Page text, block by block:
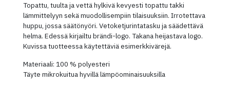
Topattu, tuulta ja vettä hylkivä kevyesti topattu takki
lämmittelyyn sekä muodollisempiin tilaisuuksiin. Irrotettava
huppu, jossa säätönyöri. Vetoketjurintatasku ja säädettävä
helma. Edessä kirjailtu brändi-logo. Takana heijastava logo.
Kuvissa tuotteessa käytettäviä esimerkkivärejä.
Materiaali: 100 % polyesteri
Täyte mikrokuitua hyvillä lämpöominaisuuksilla